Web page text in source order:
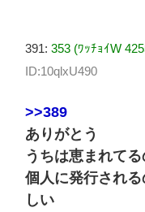
391: 353 (ﾜｯﾁｮｲW
ID:10qlxU490
>>389
ありがとう
うちは恵まれて
個人に発行され
しい